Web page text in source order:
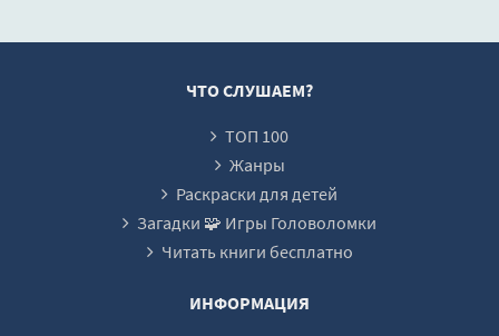
ЧТО СЛУШАЕМ?
ТОП 100
Жанры
Раскраски для детей
Загадки 🧩 Игры Головоломки
Читать книги бесплатно
ИНФОРМАЦИЯ